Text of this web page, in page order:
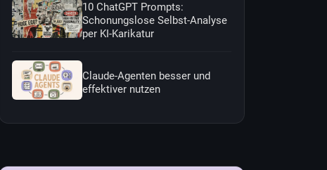
10 ChatGPT Prompts:
Schonungslose Selbst-Analyse
per KI-Karikatur
Claude-Agenten besser und
effektiver nutzen